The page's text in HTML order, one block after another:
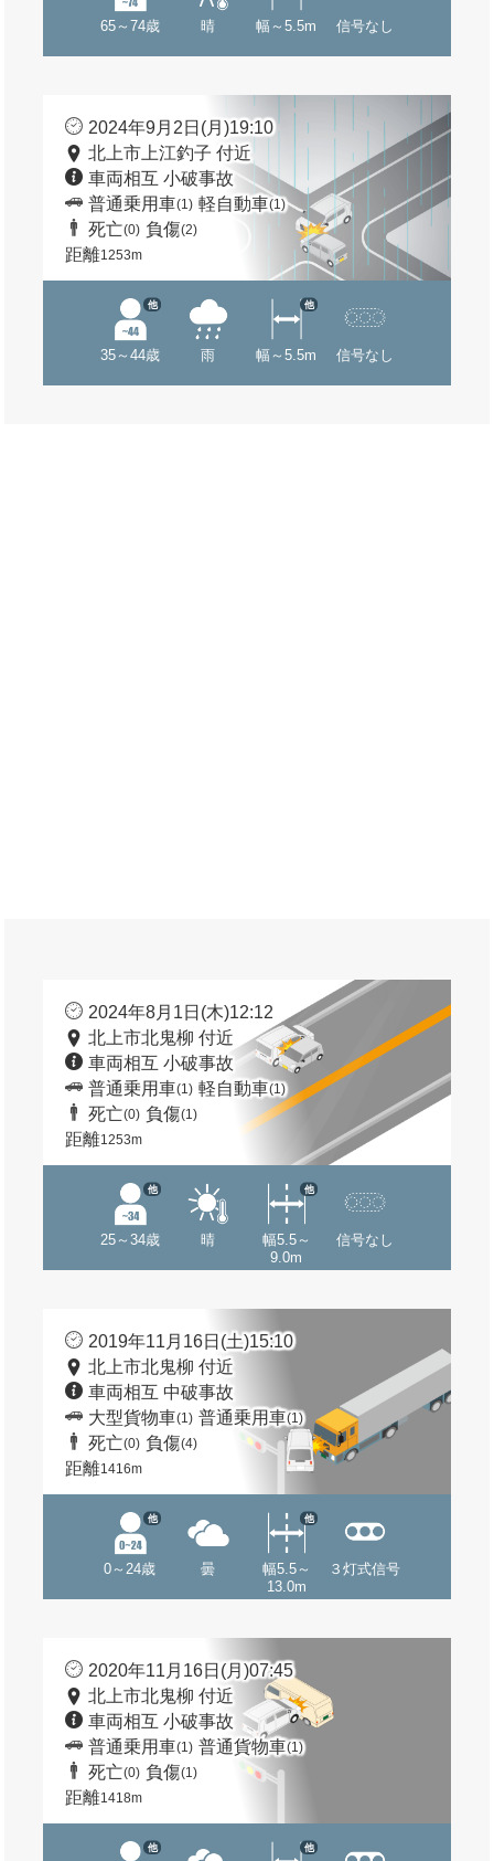
65～74歳 晴 幅～5.5m 信号なし
2024年9月2日(月)19:10
北上市上江釣子 付近
車両相互 小破事故
普通乗用車(1) 軽自動車(1)
死亡(0) 負傷(2)
距離1253m
35～44歳
他
雨 幅～5.5m
他
信号なし
2024年8月1日(木)12:12
北上市北鬼柳 付近
車両相互 小破事故
普通乗用車(1) 軽自動車(1)
死亡(0) 負傷(1)
距離1253m
25～34歳
他
晴
幅5.5～
9.0m
他
信号なし
2019年11月16日(土)15:10
北上市北鬼柳 付近
車両相互 中破事故
大型貨物車(1) 普通乗用車(1)
死亡(0) 負傷(4)
距離1416m
0～24歳
他
曇
幅5.5～
13.0m
他
３灯式信号
2020年11月16日(月)07:45
北上市北鬼柳 付近
車両相互 小破事故
普通乗用車(1) 普通貨物車(1)
死亡(0) 負傷(1)
距離1418m
他 他